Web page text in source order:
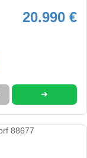
20.990 €
➜